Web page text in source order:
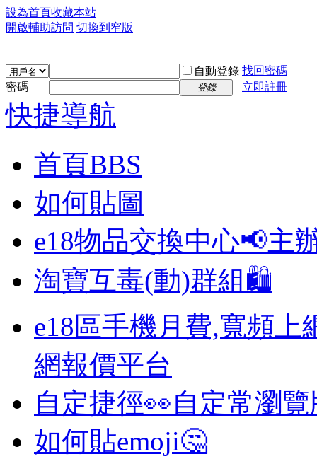
設為首頁收藏本站
開啟輔助訪問 切換到窄版
自動登錄 找回密碼
密碼
登錄 立即註冊
快捷導航
首頁BBS
如何貼圖
e18物品交換中心📢主
淘寶互毒(動)群組🛍️
e18區手機月費,寬頻上
網報價平台
自定捷徑👀自定常瀏
如何貼emoji🤔